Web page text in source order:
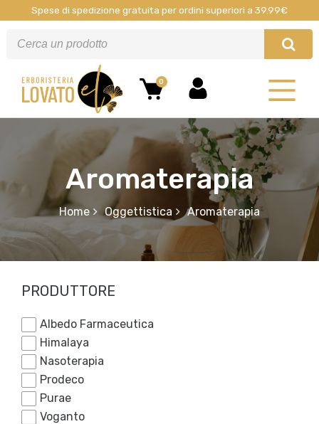
Spese di spedizione gratuita per ordini superiori a 39.99€
0
Aromaterapia
Home Oggettistica Aromaterapia
PRODUTTORE
Albedo Farmaceutica
Himalaya
Nasoterapia
Prodeco
Purae
Voganto